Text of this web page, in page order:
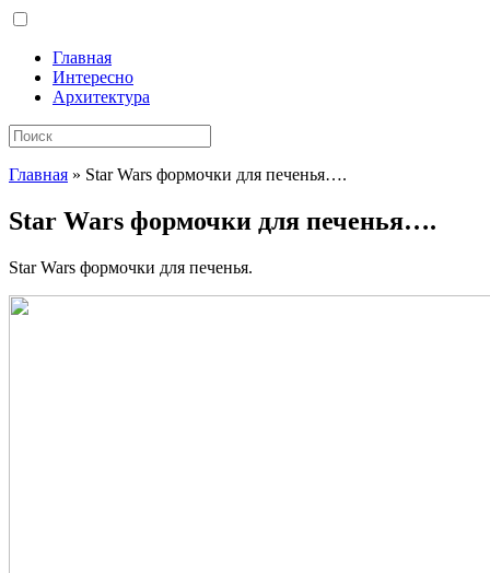
Главная
Интересно
Архитектура
Главная » Star Wars формочки для печенья….
Star Wars формочки для печенья….
Star Wars формочки для печенья.